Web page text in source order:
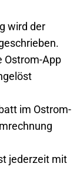
wird der
Ostrom-App
im Ostrom-
jederzeit mit